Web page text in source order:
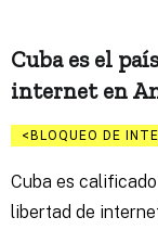
Cuba es el
internet en
BLOQUEO DE
Cuba es
libertad de